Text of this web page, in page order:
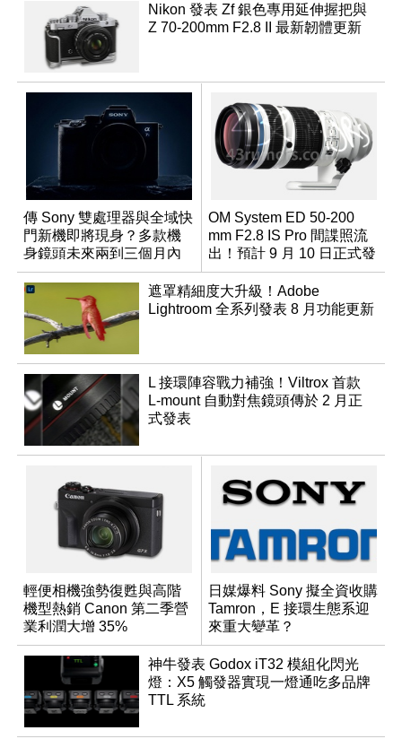
Nikon 發表 Zf 銀色專用延伸握把與
Z 70-200mm F2.8 II 最新韌體更新
傳 Sony 雙處理器與全域快
門新機即將現身？多款機
身鏡頭未來兩到三個月內
有望登場
OM System ED 50-200
mm F2.8 IS Pro 間諜照流
出！預計 9 月 10 日正式發
表
遮罩精細度大升級！Adobe
Lightroom 全系列發表 8 月功能更新
L 接環陣容戰力補強！Viltrox 首款
L-mount 自動對焦鏡頭傳於 2 月正
式發表
輕便相機強勢復甦與高階
機型熱銷 Canon 第二季營
業利潤大增 35%
日媒爆料 Sony 擬全資收購
Tamron，E 接環生態系迎
來重大變革？
神牛發表 Godox iT32 模組化閃光
燈：X5 觸發器實現一燈通吃多品牌
TTL 系統